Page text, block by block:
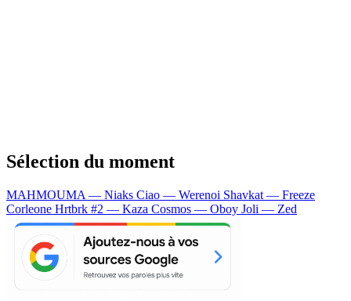
Sélection du moment
MAHMOUMA — Niaks Ciao — Werenoi Shavkat — Freeze
Corleone Hrtbrk #2 — Kaza Cosmos — Oboy Joli — Zed